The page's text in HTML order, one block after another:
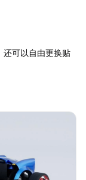
还可以自由更换贴